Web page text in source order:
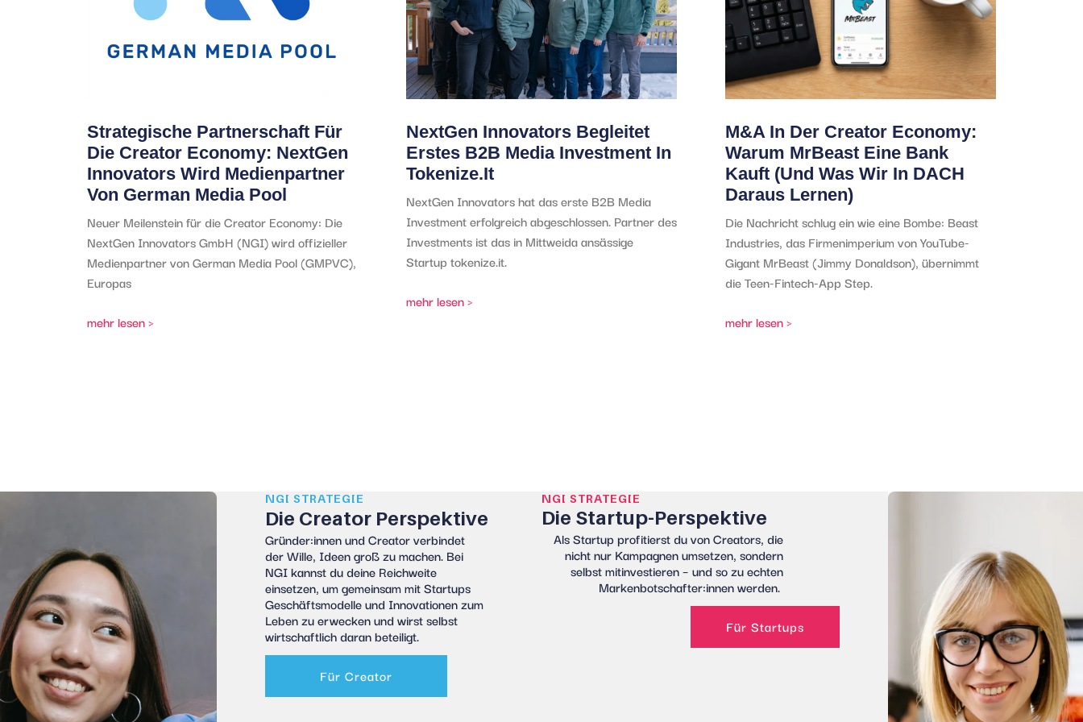
Strategische Partnerschaft Für
Die Creator Economy: NextGen
Innovators Wird Medienpartner
Von German Media Pool
Neuer Meilenstein für die Creator Economy: Die
NextGen Innovators GmbH (NGI) wird offizieller
Medienpartner von German Media Pool (GMPVC),
Europas
mehr lesen >
NextGen Innovators Begleitet
Erstes B2B Media Investment In
Tokenize.it
NextGen Innovators hat das erste B2B Media
Investment erfolgreich abgeschlossen. Partner des
Investments ist das in Mittweida ansässige
Startup tokenize.it.
mehr lesen >
M&A In Der Creator Economy:
Warum MrBeast Eine Bank
Kauft (und Was Wir In DACH
Daraus Lernen)
Die Nachricht schlug ein wie eine Bombe: Beast
Industries, das Firmenimperium von YouTube-
Gigant MrBeast (Jimmy Donaldson), übernimmt
die Teen-Fintech-App Step.
mehr lesen >
NGI STRATEGIE
Die Creator Perspektive
Gründer:innenund Creator verbindet
der Wille, Ideen groß zu machen. Bei
NGI kannst du deine Reichweite
einsetzen, um gemeinsam mit Startups
Geschäftsmodelle und Innovationen zum
Leben zu erwecken und wirst selbst
wirtschaftlich daran beteiligt.
Für Creator
NGI STRATEGIE
Die Startup-Perspektive
Als Startup profitierst du vonCreators, die
nicht nur Kampagnen umsetzen, sondern
selbst mitinvestieren – und so zu echten
Markenbotschafter:innenwerden.
Für Startups